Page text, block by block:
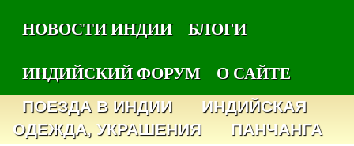
НОВОСТИ ИНДИИ
БЛОГИ
ИНДИЙСКИЙ ФОРУМ
О САЙТЕ
ПОЕЗДА В ИНДИИ
ИНДИЙСКАЯ
ОДЕЖДА, УКРАШЕНИЯ
ПАНЧАНГА